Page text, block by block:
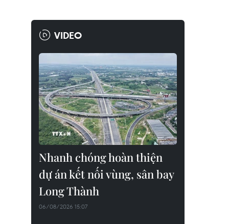
VIDEO
Nhanh chóng hoàn thiện
dự án kết nối vùng, sân bay
Long Thành
06/08/2026 15:07